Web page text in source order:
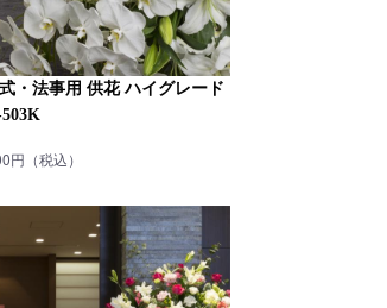
・法事用 供花 ハイグレード
円（税込）